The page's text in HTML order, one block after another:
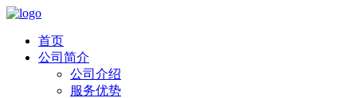
首页
公司简介
公司介绍
服务优势